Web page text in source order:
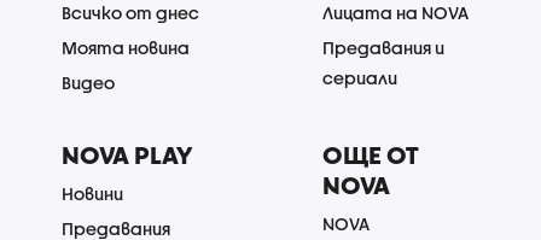
Всичко от днес
Моята новина
Видео
Лицата на NOVA
Предавания и
сериали
NOVA PLAY
Новини
Предавания
ОЩЕ ОТ
NOVA
NOVA